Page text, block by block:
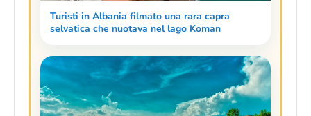
Turisti in Albania filmato una rara capra
selvatica che nuotava nel lago Koman